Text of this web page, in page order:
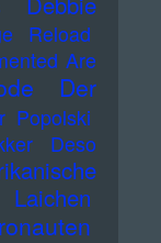
Reload
Are
Der
Popolski
Deso